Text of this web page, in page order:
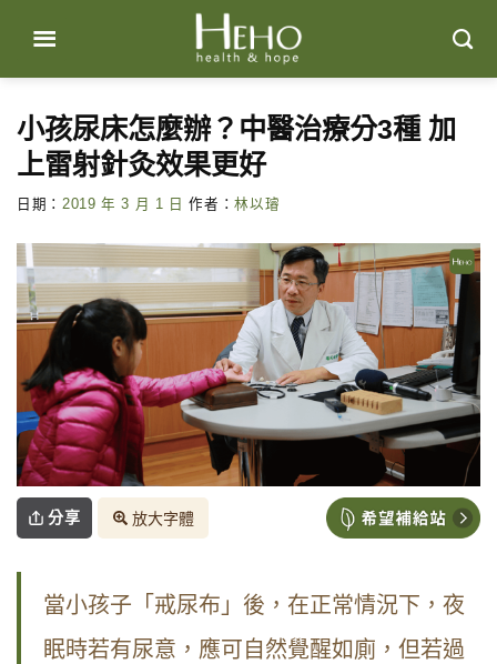
content
小孩尿床怎麼辦？中醫治療分3種 加
上雷射針灸效果更好
日期： 2019 年 3 月 1 日 作者：林以璿
分享 放大字體
當小孩子「戒尿布」後，在正常情況下，夜
眠時若有尿意，應可自然覺醒如廁，但若過